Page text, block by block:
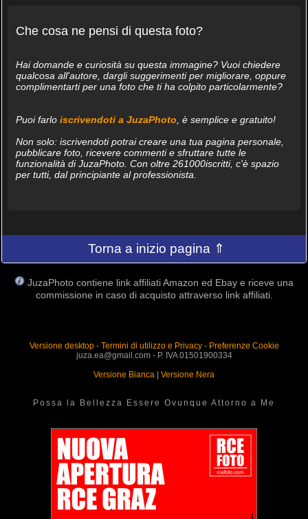
Che cosa ne pensi di questa foto?
Hai domande e curiosità su questa immagine? Vuoi chiedere
qualcosa all'autore, dargli suggerimenti per migliorare, oppure
complimentarti per una foto che ti ha colpito particolarmente?
Puoi farlo iscrivendoti a JuzaPhoto, è semplice e gratuito!
Non solo: iscrivendoti potrai creare una tua pagina personale,
pubblicare foto, ricevere commenti e sfruttare tutte le
funzionalità di JuzaPhoto. Con oltre 261000iscritti, c'è spazio
per tutti, dal principiante al professionista.
Torna a inizio pagina ⇑
JuzaPhoto contiene link affiliati Amazon ed Ebay e riceve una
commissione in caso di acquisto attraverso link affiliati.
Versione desktop- Termini di utilizzo e Privacy- Preferenze Cookie
juza.ea@gmail.com - P. IVA 01501900334
Versione Bianca | Versione Nera
Possa la Bellezza Essere Ovunque Attorno a Me